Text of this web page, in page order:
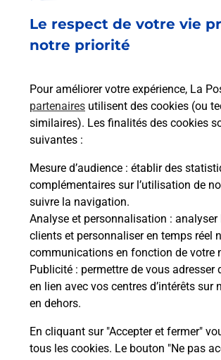
Le respect de votre vie
notre priorité
Pour améliorer votre expérience, La
partenaires utilisent des cookies (ou
similaires). Les finalités des cookies
suivantes :
Mesure d’audience : établir des
complémentaires sur l’utilisation de
suivre la navigation.
Analyse et personnalisation :
clients et personnaliser en temps réel
communications en fonction de votre
Publicité : permettre de vous adresser
en lien avec vos centres d’intérêts sur
en dehors.
En cliquant sur "Accepter et fermer"
tous les cookies. Le bouton "Ne pas
Besoin d’un système de téléassistance
NICE MARTIN LUTHER KING.
En savoir plus
Imprimer des documents
Vous cherchez à faire des
MARTIN LUTHER KING (06200) ?
imprimante dans votre bureau de
En savoir plus
NICE